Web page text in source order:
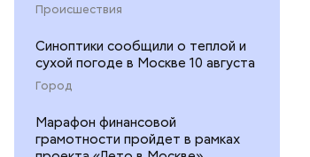
Происшествия
Синоптики сообщили о теплой и
сухой погоде в Москве 10 августа
Город
Марафон финансовой
грамотности пройдет в рамках